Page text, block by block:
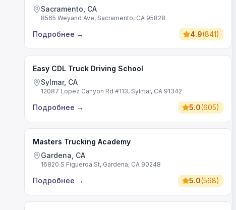
Sacramento, CA
8565 Weyand Ave, Sacramento, CA 95828
Подробнее → 4.9(841)
Easy CDL Truck Driving School
Sylmar, CA
12087 Lopez Canyon Rd #113, Sylmar, CA 91342
Подробнее → 5.0(605)
Masters Trucking Academy
Gardena, CA
16820 S Figueroa St, Gardena, CA 90248
Подробнее → 5.0(568)